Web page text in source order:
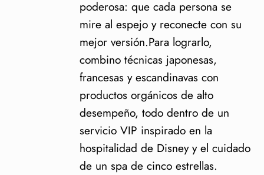
poderosa: que cada persona se
mire al espejo y reconecte con su
mejor versión.Para lograrlo,
combino técnicas japonesas,
francesas y escandinavas con
productos orgánicos de alto
desempeño, todo dentro de un
servicio VIP inspirado en la
hospitalidad de Disney y el cuidado
de un spa de cinco estrellas.